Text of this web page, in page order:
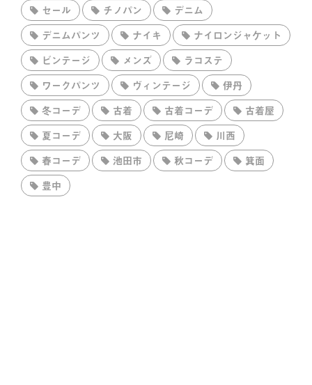
セール
チノパン
デニム
デニムパンツ
ナイキ
ナイロンジャケット
ビンテージ
メンズ
ラコステ
ワークパンツ
ヴィンテージ
伊丹
冬コーデ
古着 古着コーデ
古着屋
夏コーデ
大阪 尼崎
川西
春コーデ
池田市 秋コーデ
箕面
豊中